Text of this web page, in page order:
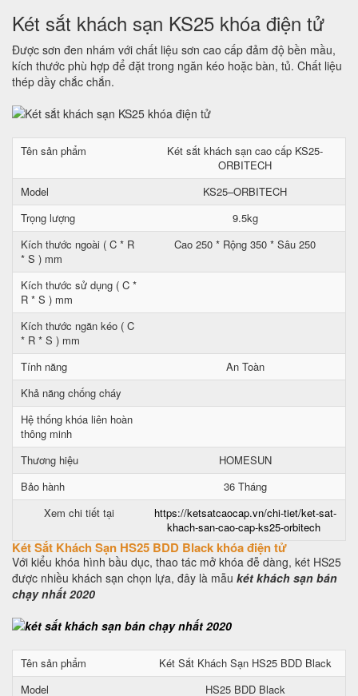
Két sắt khách sạn KS25 khóa điện tử
Được sơn đen nhám với chất liệu sơn cao cấp đảm độ bền mầu,
kích thước phù hợp để đặt trong ngăn kéo hoặc bàn, tủ. Chất liệu
thép dầy chắc chắn.
Tên sản phẩm
Két sắt khách sạn cao cấp KS25-
ORBITECH
Model
KS25–ORBITECH
Trọng lượng
9.5kg
Kích thước ngoài ( C * R
* S ) mm
Cao 250 * Rộng 350 * Sâu 250
Kích thước sử dụng ( C *
R * S ) mm
Kích thước ngăn kéo ( C
* R * S ) mm
Tính năng
An Toàn
Khả năng chống cháy
Hệ thống khóa liên hoàn
thông minh
Thương hiệu
HOMESUN
Bảo hành
36 Tháng
Xem chi tiết tại
https://ketsatcaocap.vn/chi-tiet/ket-sat-
khach-san-cao-cap-ks25-orbitech
Két Sắt Khách Sạn HS25 BDD Black khóa điện tử
Với kiểu khóa hình bầu dục, thao tác mở khóa đễ dàng, két HS25
được nhiều khách sạn chọn lựa, đây là mẫu két khách sạn bán
chạy nhất 2020
Tên sản phẩm
Két Sắt Khách Sạn HS25 BDD Black
Model
HS25 BDD Black